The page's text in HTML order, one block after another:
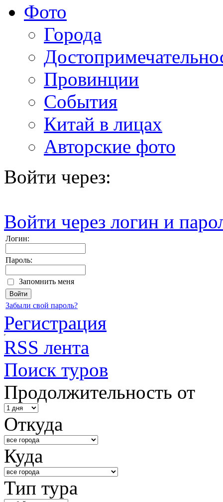
Фото
Города
Провинции
События
Китай в лицах
Авторские фото
Войти через:
Войти через логин и
Логин:
Пароль:
Запомнить меня
Забыли свой пароль?
Регистрация
RSS лента
Поиск туров
Продолжительность от
Откуда
Куда
Тип тура